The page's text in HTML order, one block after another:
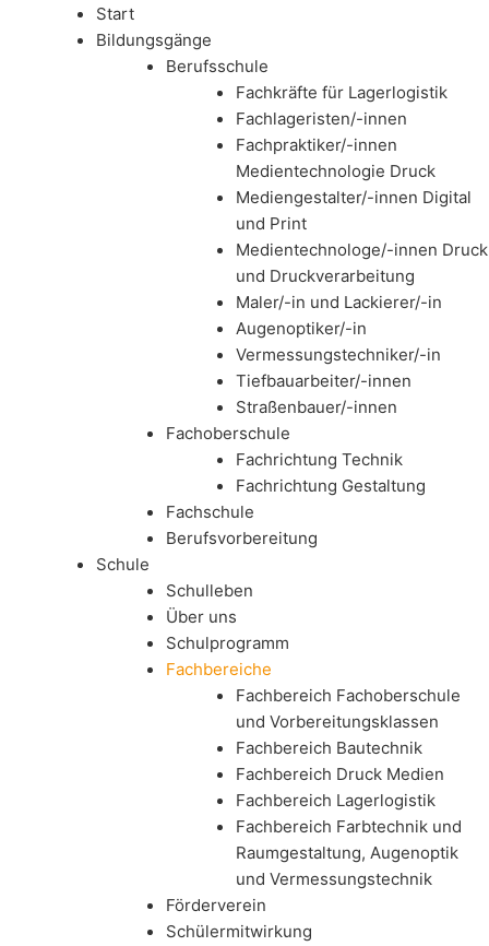
Start
Bildungsgänge
Berufsschule
Fachkräfte für Lagerlogistik
Fachlageristen/-innen
Fachpraktiker/-innen
Medientechnologie Druck
Mediengestalter/-innen Digital
und Print
Medientechnologe/-innen Druck
und Druckverarbeitung
Maler/-in und Lackierer/-in
Augenoptiker/-in
Vermessungstechniker/-in
Tiefbauarbeiter/-innen
Straßenbauer/-innen
Fachoberschule
Fachrichtung Technik
Fachrichtung Gestaltung
Fachschule
Berufsvorbereitung
Schule
Schulleben
Über uns
Schulprogramm
Fachbereiche
Fachbereich Fachoberschule
und Vorbereitungsklassen
Fachbereich Bautechnik
Fachbereich Druck Medien
Fachbereich Lagerlogistik
Fachbereich Farbtechnik und
Raumgestaltung, Augenoptik
und Vermessungstechnik
Förderverein
Schülermitwirkung